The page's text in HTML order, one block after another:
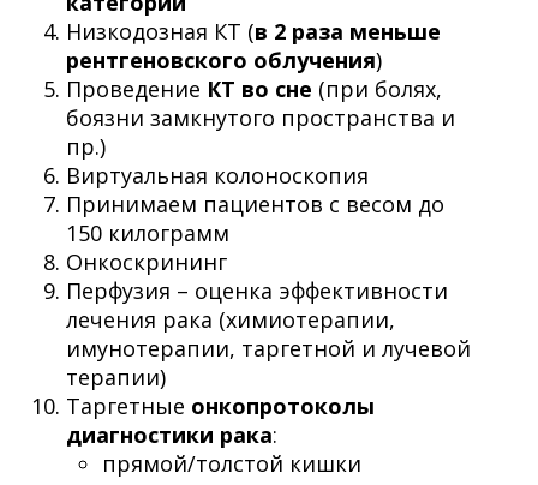
Низкодозная КТ (в 2 раза меньше
рентгеновского облучения)
Проведение КТ во сне (при болях,
боязни замкнутого пространства и
пр.)
Виртуальная колоноскопия
Принимаем пациентов с весом до
150 килограмм
Онкоскрининг
Перфузия – оценка эффективности
лечения рака (химиотерапии,
имунотерапии, таргетной и лучевой
терапии)
Таргетные онкопротоколы
диагностики рака:
прямой/толстой кишки